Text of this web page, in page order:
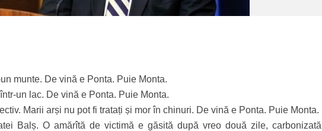
munte. De vină e Ponta. Puie Monta.
un lac. De vină e Ponta. Puie Monta.
Marii arși nu pot fi tratați și mor în chinuri. De vină e Ponta. Puie Monta.
Balș. O amărîtă de victimă e găsită după vreo două zile,